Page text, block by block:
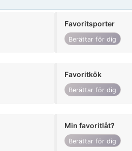
Favoritsporter
Berättar för dig
Favoritkök
Berättar för dig
Min favoritlåt?
Berättar för dig